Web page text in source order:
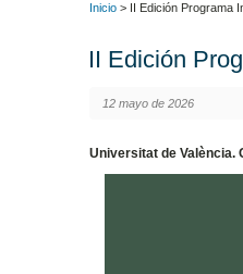
Inicio > II Edición Programa
II Edición
12 mayo de 2026
Universitat de València.